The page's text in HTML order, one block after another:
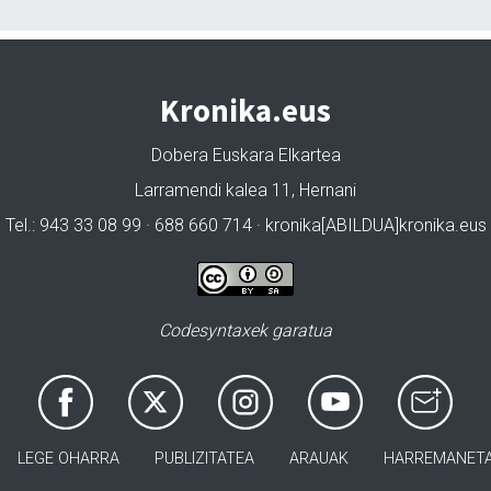
Kronika.eus
Dobera Euskara Elkartea
Larramendi kalea 11, Hernani
Tel.: 943 33 08 99 · 688 660 714 · kronika[ABILDUA]kronika.eus
Codesyntaxek garatua
LEGE OHARRA PUBLIZITATEA ARAUAK